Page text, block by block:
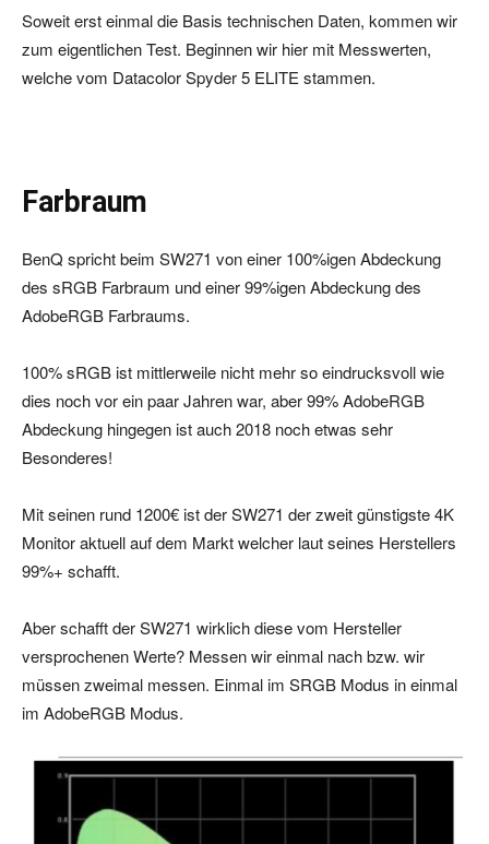
Soweit erst einmal die Basis technischen Daten, kommen wir
zum eigentlichen Test. Beginnen wir hier mit Messwerten,
welche vom Datacolor Spyder 5 ELITE stammen.
Farbraum
BenQ spricht beim SW271 von einer 100%igen Abdeckung
des sRGB Farbraum und einer 99%igen Abdeckung des
AdobeRGB Farbraums.
100% sRGB ist mittlerweile nicht mehr so eindrucksvoll wie
dies noch vor ein paar Jahren war, aber 99% AdobeRGB
Abdeckung hingegen ist auch 2018 noch etwas sehr
Besonderes!
Mit seinen rund 1200€ ist der SW271 der zweit günstigste 4K
Monitor aktuell auf dem Markt welcher laut seines Herstellers
99%+ schafft.
Aber schafft der SW271 wirklich diese vom Hersteller
versprochenen Werte? Messen wir einmal nach bzw. wir
müssen zweimal messen. Einmal im SRGB Modus in einmal
im AdobeRGB Modus.